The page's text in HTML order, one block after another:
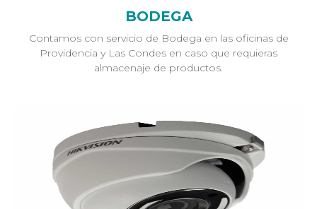
BODEGA
Contamos con servicio de Bodega en las oficinas de
Providencia y Las Condes en caso que requieras
almacenaje de productos.